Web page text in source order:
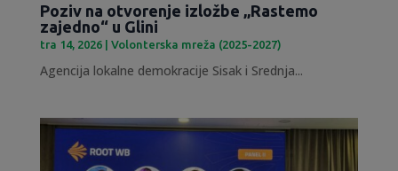
Poziv na otvorenje izložbe „Rastemo
zajedno“ u Glini
tra 14, 2026| Volonterska mreža (2025-2027)
Agencija lokalne demokracije Sisak i Srednja...